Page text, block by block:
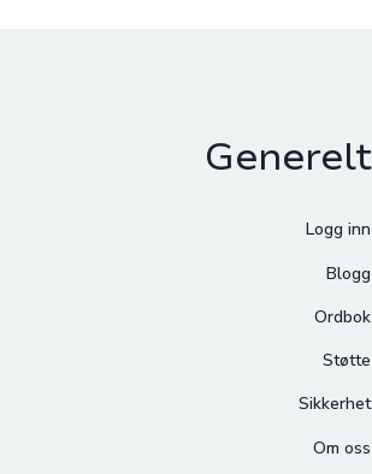
Generelt
Logg inn
Blogg
Ordbok
Støtte
Sikkerhet
Om oss